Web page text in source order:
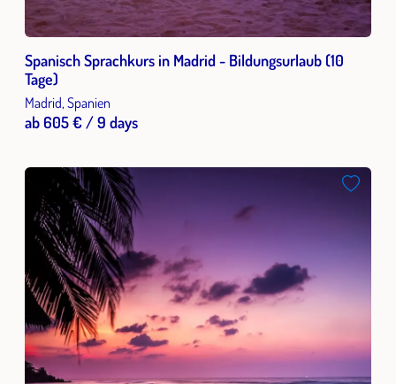
Spanisch Sprachkurs in Madrid - Bildungsurlaub (10
Tage)
Madrid, Spanien
ab 605 € / 9 days